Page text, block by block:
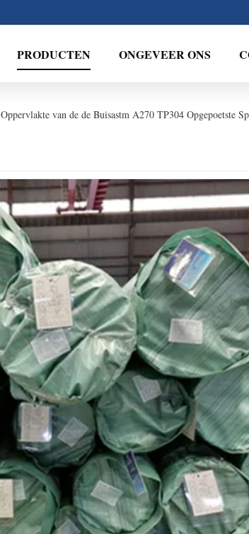
PRODUCTEN ONGEVEER ONS
Oppervlakte van de de Buisastm A270 TP304 Opgepoetste